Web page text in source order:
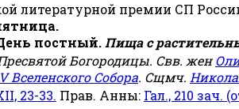
литературной премии СП
постный. Пища с
Богородицы. Свв. жен
V Вселенского Собора. Сщмч.
23-33. Прав. Анны: Гал., 210 зач.